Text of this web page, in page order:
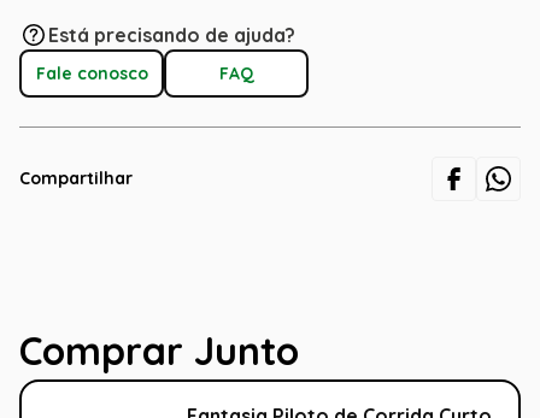
Está precisando de ajuda?
Fale conosco FAQ
Compartilhar
Comprar Junto